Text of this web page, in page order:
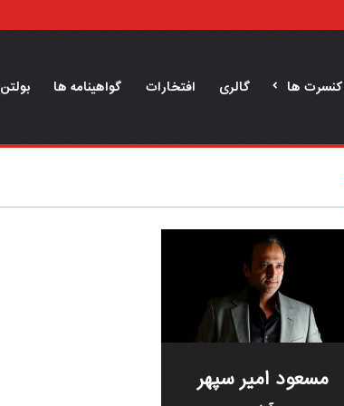
کنسرت ها گالری افتخارات گواهینامه ها بولتن
مسعود امیر سپهر